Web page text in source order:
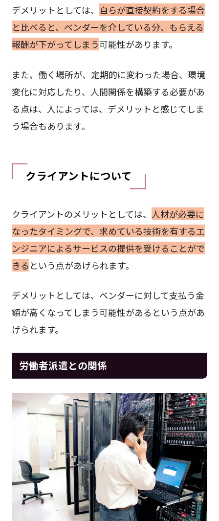
デメリットとしては、
自らが直接契約をする場合
と比べると、ベンダーを介している分、もらえる
報酬が下がってしまう可能性があります。
また、働く場所が、定期的に変わった場合、環境
変化に対応したり、人間関係を構築する必要があ
る点は、人によっては、デメリットと感じてしま
う場合もあります。
クライアントについて
クライアントのメリットとしては、 人材が必要に
なったタイミングで、求めている技術を有するエ
ンジニアによるサービスの提供を受けることがで
きる という点があげられます。
デメリットとしては、ベンダーに対して支払う金
額が高くなってしまう可能性があるという点があ
げられます。
労働者派遣との関係